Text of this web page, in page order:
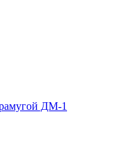
ДМ-1